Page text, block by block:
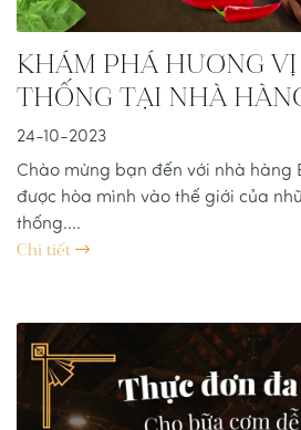
KHÁM PHÁ HƯƠNG VỊ
THỐNG TẠI NHÀ
24-10-2023
Chào mừng bạn đến với nhà hàng
được hòa mình vào thế giới của
thống....
Chi tiết